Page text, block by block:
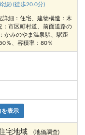
線) (徒歩20.0分)
細：住宅、建物構造：木
市区町村道、前面道路の
かみのやま温泉駅、駅距
％、容積率：80％
を表示
宅地域 (地価調査)